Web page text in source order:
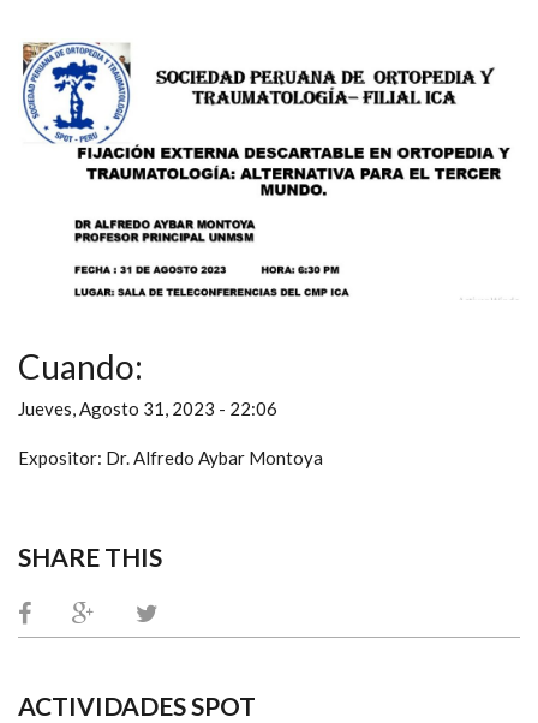
Cuando:
Jueves, Agosto 31, 2023 - 22:06
Expositor: Dr. Alfredo Aybar Montoya
SHARE THIS
ACTIVIDADES SPOT